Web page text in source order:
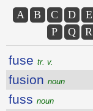
A B C D E
P
Q R
fuse tr. v.
fusion noun
fuss noun